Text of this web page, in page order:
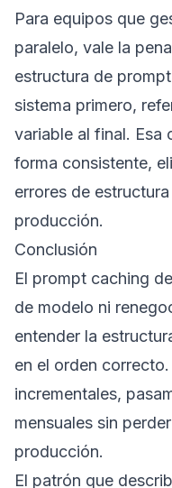
Para equipos que
paralelo, vale la
estructura de
sistema primero,
variable al final. Esa
forma consistente,
errores de
producción.
Conclusión
El prompt caching
de modelo ni
entender la
en el orden
incrementales,
mensuales sin
producción.
El patrón que